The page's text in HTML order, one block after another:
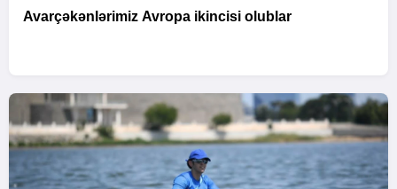
Avarçəkənlərimiz Avropa ikincisi olublar